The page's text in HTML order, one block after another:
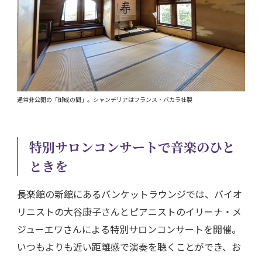
通常非公開の「御成の間」。シャンデリアはフランス・バカラ社製
特別サロンコンサートで音楽のひと
ときを
長楽館の新館にあるバンケットラウンジでは、バイオ
リニストの大谷康子さんとピアニストのイリーナ・メ
ジューエワさんによる特別サロンコンサートを開催。
いつもよりも近い距離感で演奏を聴くことができ、お